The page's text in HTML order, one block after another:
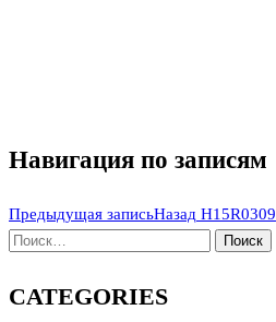
Навигация по записям
Предыдущая записьНазад H15R0309
CATEGORIES